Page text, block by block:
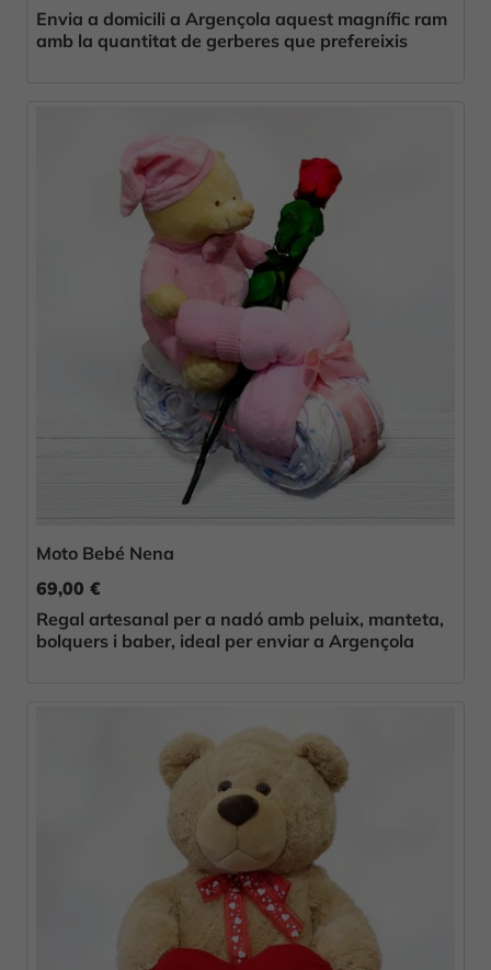
Envia a domicili a Argençola aquest magnífic ram
amb la quantitat de gerberes que prefereixis
Moto Bebé Nena
69,00 €
Regal artesanal per a nadó amb peluix, manteta,
bolquers i baber, ideal per enviar a Argençola